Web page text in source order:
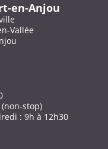
en-Anjou
Vallée
stop)
: 9h à 12h30